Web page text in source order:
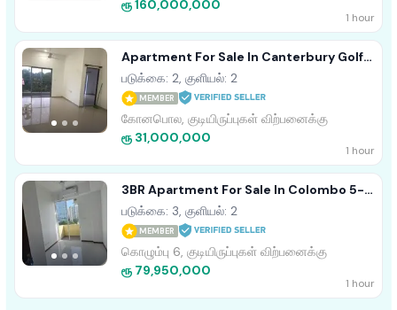
ரூ 160,000,000
1 hour
Apartment For Sale In Canterbury Golf
Resort, Gonapola (C7-10393)
படுக்கை: 2, குளியல்: 2
MEMBER
கோனபொல, குடியிருப்புகள் விற்பனைக்கு
ரூ 31,000,000
1 hour
3BR Apartment For Sale In Colombo 5-
PDA327
படுக்கை: 3, குளியல்: 2
MEMBER
கொழும்பு 6, குடியிருப்புகள் விற்பனைக்கு
ரூ 79,950,000
1 hour